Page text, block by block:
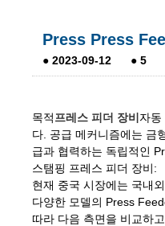
Press Press
● 2023-09-12 ● 5
목적프레스 피더 장비 자동
다. 공급 메커니즘에는 금
급과 협력하는 독립적인
스탬핑 프레스 피더 장비:
현재 중국 시장에는 국내
다양한 모델의 Press
따라 다음 측면을 비교하